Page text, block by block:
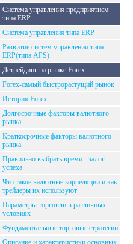
Система управления предприятием
типа ERP
Система управления типа ERP
Развитие систем управления типа
ERP(типа APS)
Детрейдинг на рынке Forex
Forex-самый быстрорастущий рынок
История Forex
Долгосрочные факторы валютного
рынка
Краткосрочные факторы валютного
рынка
Правильно выбрать время - залог
успеха
Что такое валютные корреляции и как
трейдеры их используют
Параметры торговли в различных
условиях
Фундаментальные торговые стратегии
Описание и характеристики основных